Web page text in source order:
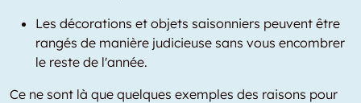
Les décorations et objets saisonniers peuvent être
rangés de manière judicieuse sans vous encombrer
le reste de l'année.
Ce ne sont là que quelques exemples des raisons pour